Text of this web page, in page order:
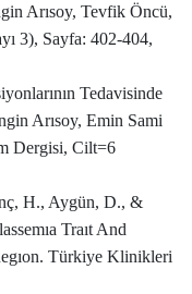
Arısoy, Tevfik Öncü,
3), Sayfa: 402-404,
Tedavisinde
Arısoy, Emin Sami
Dergisi, Cilt=6
H., Aygün, D., &
Traıt And
Türkiye Klinikleri